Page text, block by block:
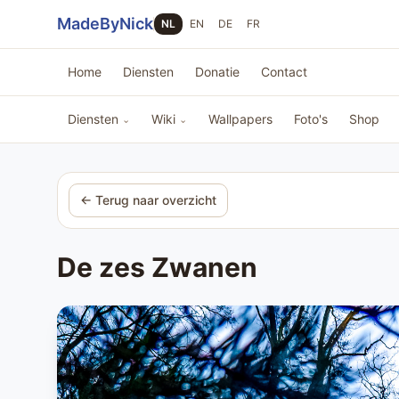
MadeByNick NL EN DE FR
Home Diensten Donatie Contact
Diensten ⌄ Wiki ⌄ Wallpapers Foto's Shop
← Terug naar overzicht
De zes Zwanen